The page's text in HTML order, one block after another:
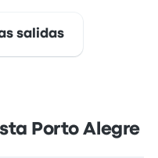
salidas
Porto Alegre